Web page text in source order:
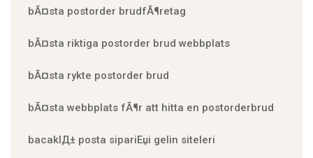
bÃ¤sta postorder brudfÃ¶retag
bÃ¤sta riktiga postorder brud webbplats
bÃ¤sta rykte postorder brud
bÃ¤sta webbplats fÃ¶r att hitta en postorderbrud
bacaklД± posta sipariЕџi gelin siteleri